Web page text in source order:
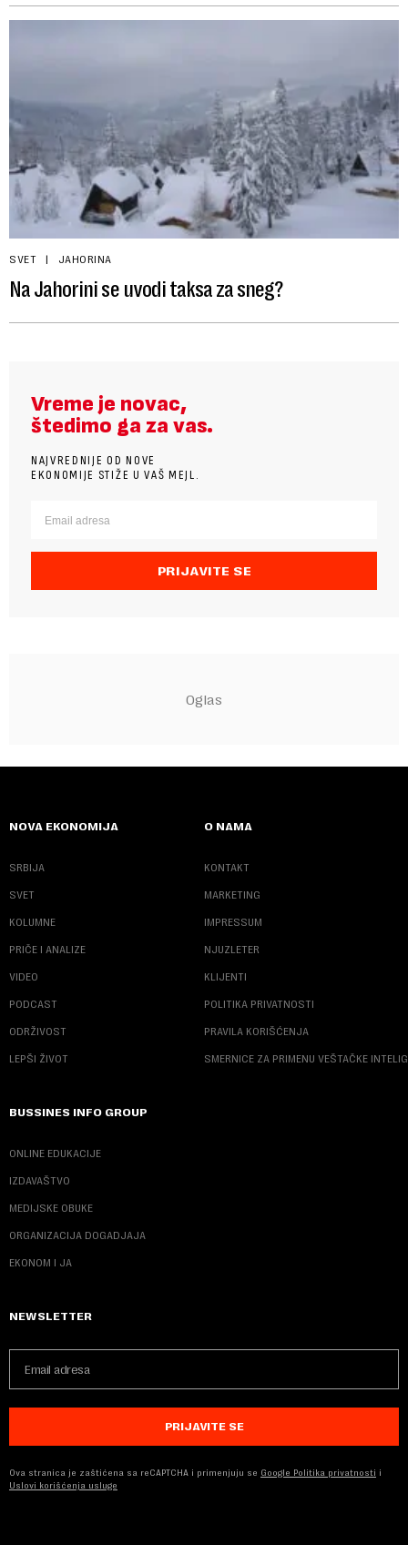
SVET JAHORINA
Na Jahorini se uvodi taksa za sneg?
Vreme je novac,
štedimo ga za vas.
NAJVREDNIJE OD NOVE
EKONOMIJE STIŽE U VAŠ MEJL.
PRIJAVITE SE
NOVA EKONOMIJA
SRBIJA
SVET
KOLUMNE
PRIČE I ANALIZE
VIDEO
PODCAST
ODRŽIVOST
LEPŠI ŽIVOT
O NAMA
KONTAKT
MARKETING
IMPRESSUM
NJUZLETER
KLIJENTI
POLITIKA PRIVATNOSTI
PRAVILA KORIŠĆENJA
SMERNICE ZA PRIMENU VEŠTAČKE
BUSSINES INFO GROUP
ONLINE EDUKACIJE
IZDAVAŠTVO
MEDIJSKE OBUKE
ORGANIZACIJA DOGADJAJA
EKONOM I JA
NEWSLETTER
PRIJAVITE SE
Ova stranica je zaštićena sa reCAPTCHA i primenjuju se Google Politika privatnosti i
Uslovi korišćenja usluge